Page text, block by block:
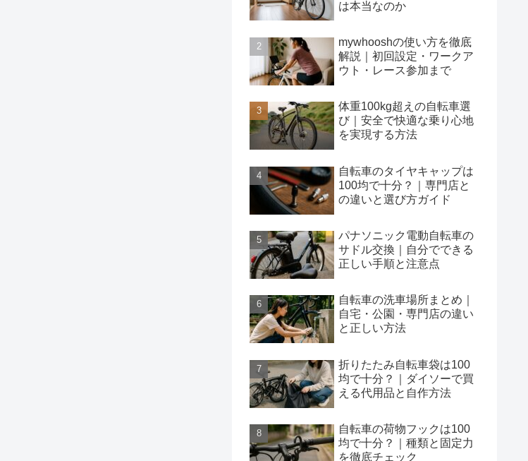
は本当なのか
mywhooshの使い方を徹底
解説｜初回設定・ワークア
ウト・レース参加まで
体重100kg超えの自転車選
び｜安全で快適な乗り心地
を実現する方法
自転車のタイヤキャップは
100均で十分？｜専門店と
の違いと選び方ガイド
パナソニック電動自転車の
サドル交換｜自分でできる
正しい手順と注意点
自転車の洗車場所まとめ｜
自宅・公園・専門店の違い
と正しい方法
折りたたみ自転車袋は100
均で十分？｜ダイソーで買
える代用品と自作方法
自転車の荷物フックは100
均で十分？｜種類と固定力
を徹底チェック